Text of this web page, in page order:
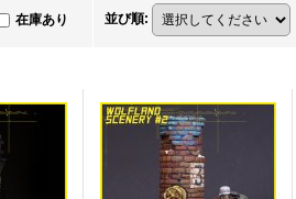
在庫あり 並び順: